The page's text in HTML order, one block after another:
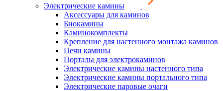
Электрические камины
Аксессуары для каминов
Биокамины
Каминокомплекты
Крепление для настенного монтажа каминов
Печи камины
Порталы для электрокаминов
Электрические камины настенного типа
Электрические камины портального типа
Электрические паровые очаги